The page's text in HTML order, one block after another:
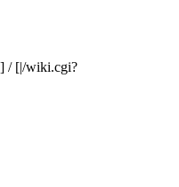
/ [|/wiki.cgi?